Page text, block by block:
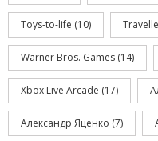
Toys-to-life (10)
Warner Bros. Games (14)
Xbox Live Arcade (17)
Александр Яценко (7)